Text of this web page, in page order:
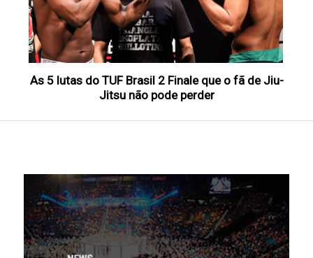
As 5 lutas do TUF Brasil 2 Finale que o fã de Jiu-
Jitsu não pode perder